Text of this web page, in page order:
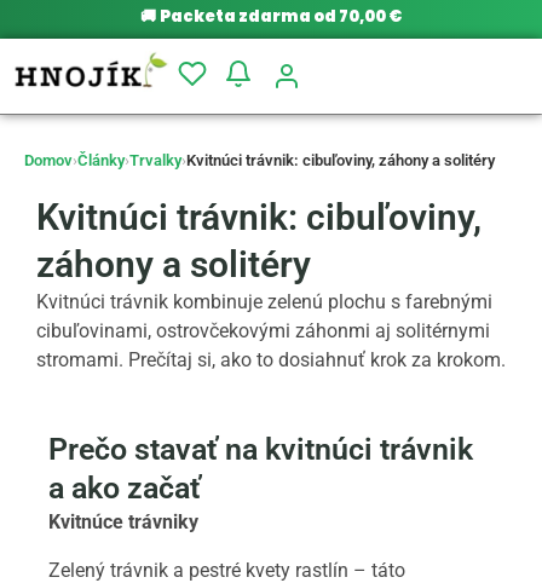
🚚 Packeta zdarma od 70,00 €
Domov›Články›Trvalky›Kvitnúci trávnik: cibuľoviny, záhony a solitéry
Kvitnúci trávnik: cibuľoviny,
záhony a solitéry
Kvitnúci trávnik kombinuje zelenú plochu s farebnými
cibuľovinami, ostrovčekovými záhonmi aj solitérnymi
stromami. Prečítaj si, ako to dosiahnuť krok za krokom.
Prečo stavať na kvitnúci trávnik
a ako začať
Kvitnúce trávniky
Zelený trávnik a pestré kvety rastlín – táto